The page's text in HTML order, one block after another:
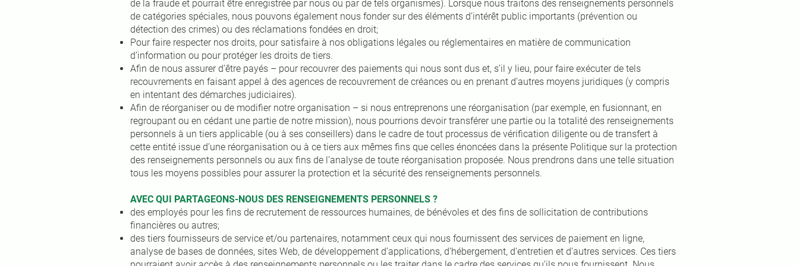
de la fraude et pourrait être enregistrée par nous ou par de tels organismes). Lorsque nous traitons des renseignements personnels
de catégories spéciales, nous pouvons également nous fonder sur des éléments d’intérêt public importants (prévention ou
détection des crimes) ou des réclamations fondées en droit;
Pour faire respecter nos droits, pour satisfaire à nos obligations légales ou réglementaires en matière de communication
d’information ou pour protéger les droits de tiers.
Afin de nous assurer d’être payés – pour recouvrer des paiements qui nous sont dus et, s’il y lieu, pour faire exécuter de tels
recouvrements en faisant appel à des agences de recouvrement de créances ou en prenant d’autres moyens juridiques (y compris
en intentant des démarches judiciaires).
Afin de réorganiser ou de modifier notre organisation – si nous entreprenons une réorganisation (par exemple, en fusionnant, en
regroupant ou en cédant une partie de notre mission), nous pourrions devoir transférer une partie ou la totalité des renseignements
personnels à un tiers applicable (ou à ses conseillers) dans le cadre de tout processus de vérification diligente ou de transfert à
cette entité issue d’une réorganisation ou à ce tiers aux mêmes fins que celles énoncées dans la présente Politique sur la protection
des renseignements personnels ou aux fins de l’analyse de toute réorganisation proposée. Nous prendrons dans une telle situation
tous les moyens possibles pour assurer la protection et la sécurité des renseignements personnels.
AVEC QUI PARTAGEONS-NOUS DES RENSEIGNEMENTS PERSONNELS ?
des employés pour les fins de recrutement de ressources humaines, de bénévoles et des fins de sollicitation de contributions
financières ou autres;
des tiers fournisseurs de service et/ou partenaires, notamment ceux qui nous fournissent des services de paiement en ligne,
analyse de bases de données, sites Web, de développement d’applications, d’hébergement, d’entretien et d’autres services. Ces tiers